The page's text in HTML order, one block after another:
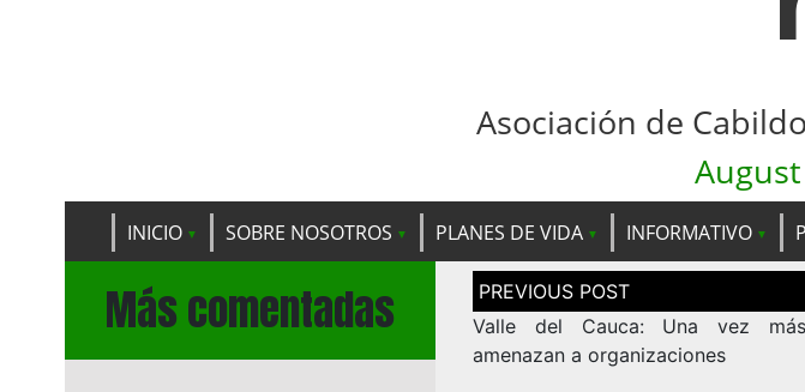
Asociación de
INICIO SOBRE NOSOTROS PLANES DE VIDA INFORMATIVO
Más comentadas
Navegación
de
entradas
Valle del Cauca: Una vez más
amenazan a organizaciones